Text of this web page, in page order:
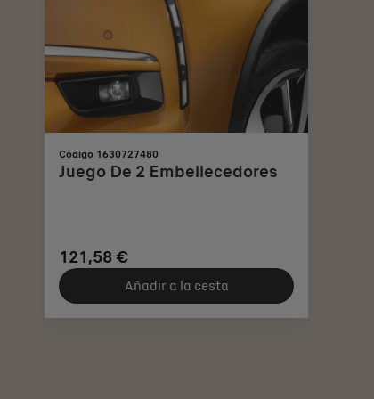
Codigo 1630727480
Juego De 2 Embellecedores
121,58 €
Añadir a la cesta